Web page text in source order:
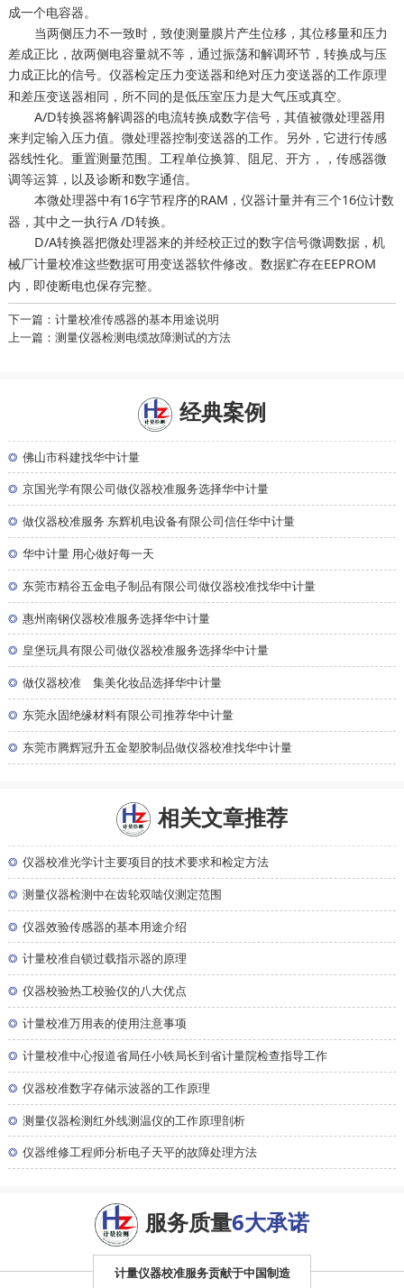
成一个电容器。
当两侧压力不一致时，致使测量膜片产生位移，其位移量和压力
差成正比，故两侧电容量就不等，通过振荡和解调环节，转换成与压
力成正比的信号。 仪器检定压力变送器和绝对压力变送器的工作原理
和差压变送器相同，所不同的是低压室压力是大气压或真空。
A/D转换器将解调器的电流转换成数字信号，其值被微处理器用
来判定输入压力值。微处理器控制变送器的工作。另外，它进行传感
器线性化。重置测量范围。工程单位换算、阻尼、开方，，传感器微
调等运算，以及诊断和数字通信。
本微处理器中有16字节程序的RAM， 仪器计量并有三个16位计数
器，其中之一执行A /D转换。
D/A转换器把微处理器来的并经校正过的数字信号微调数据， 机
械厂计量校准这些数据可用变送器软件修改。数据贮存在EEPROM
内，即使断电也保存完整。
下一篇：计量校准传感器的基本用途说明
上一篇：测量仪器检测电缆故障测试的方法
经典案例
◎ 佛山市科建找华中计量
◎ 京国光学有限公司做仪器校准服务选择华中计量
◎ 做仪器校准服务 东辉机电设备有限公司信任华中计量
◎ 华中计量 用心做好每一天
◎ 东莞市精谷五金电子制品有限公司做仪器校准找华中计量
◎ 惠州南钢仪器校准服务选择华中计量
◎ 皇堡玩具有限公司做仪器校准服务选择华中计量
◎ 做仪器校准 集美化妆品选择华中计量
◎ 东莞永固绝缘材料有限公司推荐华中计量
◎ 东莞市腾辉冠升五金塑胶制品做仪器校准找华中计量
相关文章推荐
◎ 仪器校准光学计主要项目的技术要求和检定方法
◎ 测量仪器检测中在齿轮双啮仪测定范围
◎ 仪器效验传感器的基本用途介绍
◎ 计量校准自锁过载指示器的原理
◎ 仪器校验热工校验仪的八大优点
◎ 计量校准万用表的使用注意事项
◎ 计量校准中心报道省局任小铁局长到省计量院检查指导工作
◎ 仪器校准数字存储示波器的工作原理
◎ 测量仪器检测红外线测温仪的工作原理剖析
◎ 仪器维修工程师分析电子天平的故障处理方法
服务质量6大承诺
计量仪器校准服务贡献于中国制造